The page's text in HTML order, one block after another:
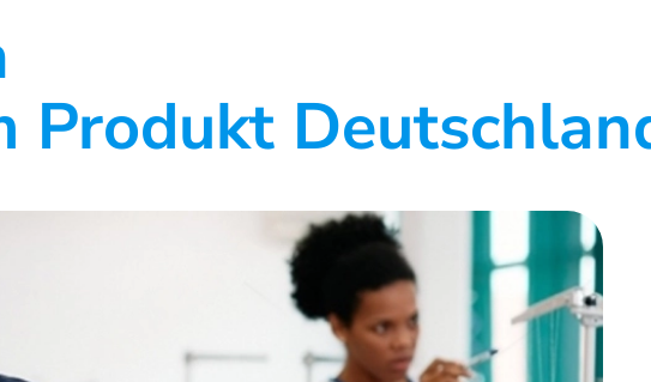
Produkt